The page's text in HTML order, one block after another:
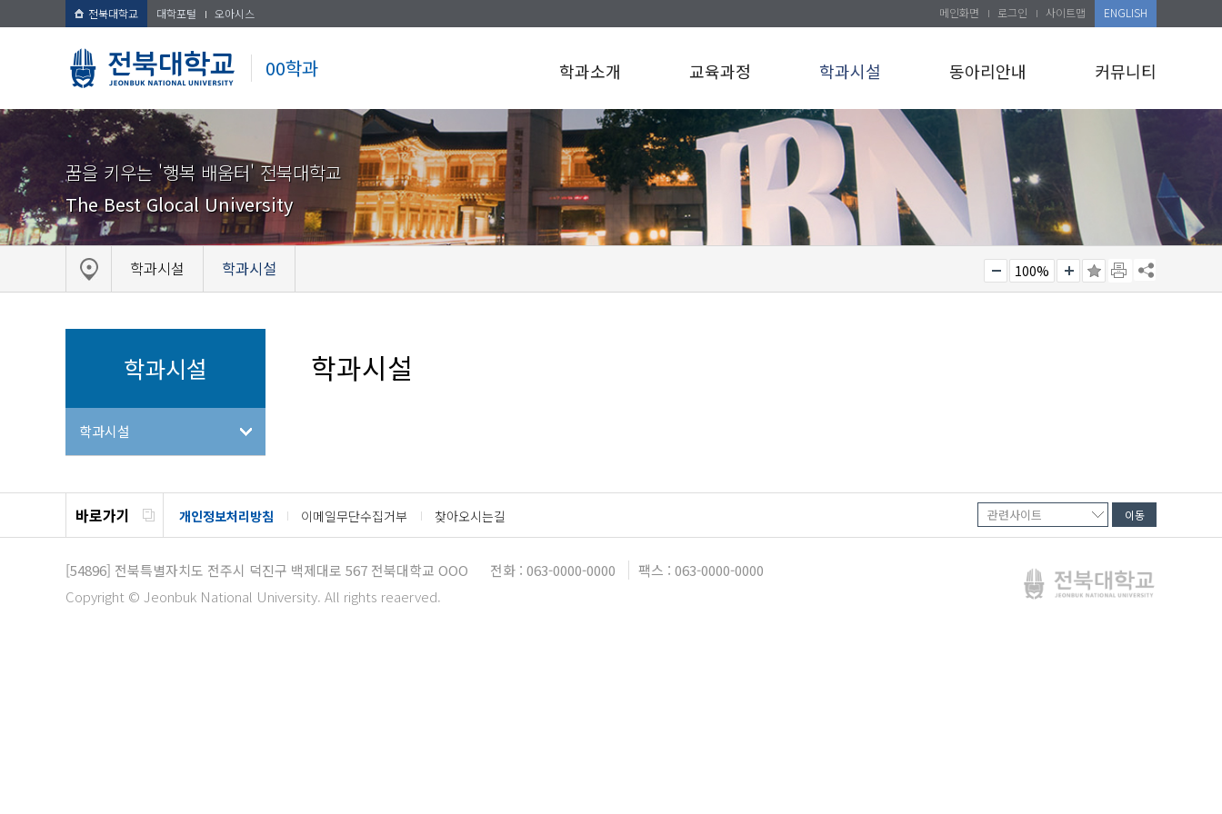
전북대학교 대학포털 오아시스
00학과
메인화면 로그인 사이트맵 ENGLISH
학과소개 교육과정 학과시설 동아리안내 커뮤니티
꿈을 키우는 '행복 배움터' 전북대학교
The Best Glocal University
학과시설 학과시설 100%
학과시설
학과시설
학과시설
바로가기 개인정보처리방침 이메일무단수집거부 찾아오시는길
[54896] 전북특별자치도 전주시 덕진구 백제대로 567 전북대학교 OOO 전화 : 063-0000-0000
팩스 : 063-0000-0000
Copyright © Jeonbuk National University. All rights reaerved.